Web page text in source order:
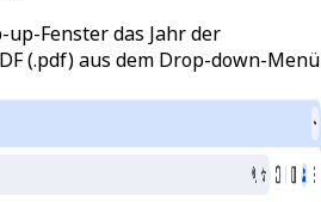
up-Fenster das Jahr der
(.pdf)aus dem Drop-down-Menü